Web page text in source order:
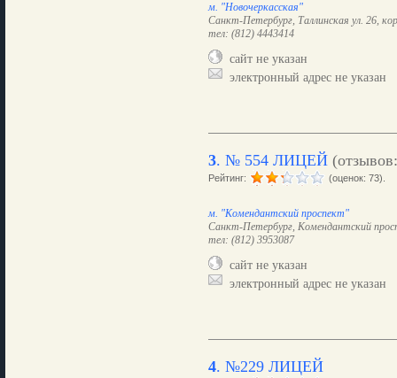
м. "Новочеркасская"
Санкт-Петербург, Таллинская ул. 26,
тел: (812) 4443414
сайт не указан
электронный адрес не указан
3. № 554 ЛИЦЕЙ
Рейтинг: (оценок: 73).
м. "Комендантский проспект"
Санкт-Петербург, Комендантский
тел: (812) 3953087
сайт не указан
электронный адрес не указан
4. №229 ЛИЦЕЙ